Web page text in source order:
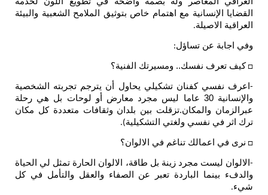
القضايا الإنسانية مع اهتمام خاص بتوثيق الملامح الشعبية والبيئة
العراقية الاصيلة.
وفي اجابة عن تساؤل:
□ كيف تعرف نفسك.. ومسيرتك الفنية؟
- اعرف نفسي كفنان تشكيلي يحاول أن يترجم تجربته الشخصية
والإنسانية 30 عاما ليس مجرد معارض أو لوحات بل هي رحلة
عبرالزمان والمكان.تزقلت بين بلدان وثقافات متعددة كل مكان
ترك اثر في نفسي ولغتي التشكيلية).
□ نرى في اعمالك تناغم في الالوان؟
- الالوان ليست مجرد زينة بل طاقة، الالوان الحارة تمثل لي الحياة
والدفء بينما الباردة تعبر عن الصفاء والعقل والتأمل في كل
شيء.